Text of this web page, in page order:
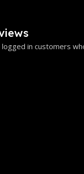
logged in customers